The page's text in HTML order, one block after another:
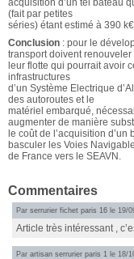
acquisition d’un tel bateau
(fait par petites
séries) étant estimé à 390
Conclusion : pour le
transport doivent renouveler
leur flotte qui pourrait avoir
infrastructures
d’un Système Electrique
des autoroutes et le
matériel embarqué,
augmenter de manière
le coût de l’acquisition
basculer les Voies
de France vers le SEAVN.
Commentaires
Par serrurier fichet paris 16 le 19/
Article très intéressant ,
Par artisan serrurier paris 1 le 18/